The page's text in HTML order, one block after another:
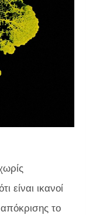
είναι ικανοί
το